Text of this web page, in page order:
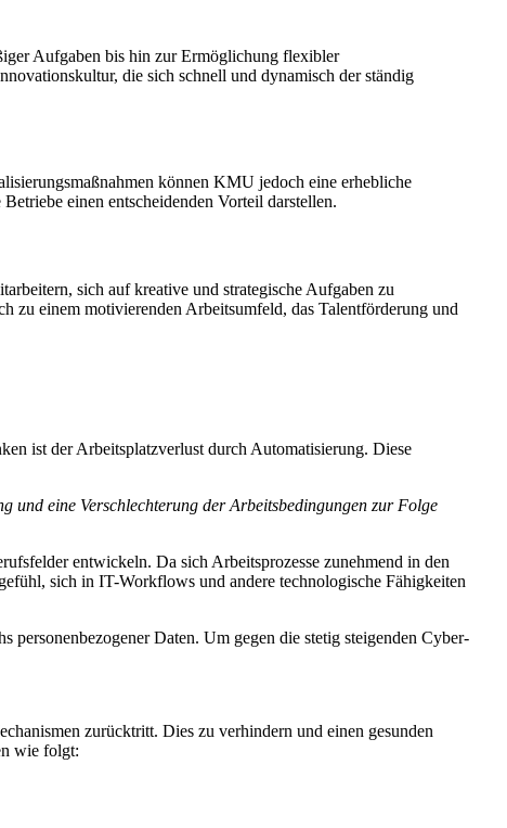
Aufgaben bis hin zur Ermöglichung flexibler
die sich schnell und dynamisch der ständig
können KMU jedoch eine erhebliche
einen entscheidenden Vorteil darstellen.
sich auf kreative und strategische Aufgaben zu
zu einem motivierenden Arbeitsumfeld, das Talentförderung und
ist der Arbeitsplatzverlust durch Automatisierung. Diese
und eine Verschlechterung der Arbeitsbedingungen zur Folge
entwickeln. Da sich Arbeitsprozesse zunehmend in den
sich in IT-Workflows und andere technologische Fähigkeiten
personenbezogener Daten. Um gegen die stetig steigenden Cyber-
zurücktritt. Dies zu verhindern und einen gesunden
wie folgt: